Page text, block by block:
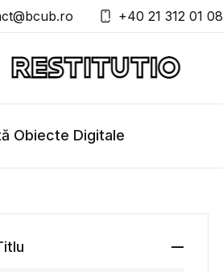
+40 21 312 01 08
Obiecte Digitale